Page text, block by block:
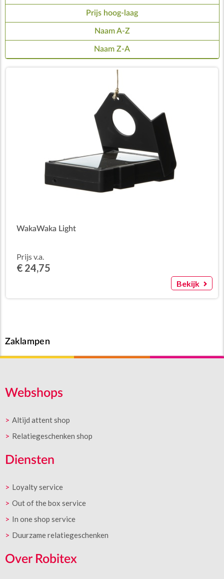
Prijs hoog-laag
Naam A-Z
Naam Z-A
WakaWaka Light
Prijs v.a.
€ 24,75
Bekijk
Zaklampen
Webshops
Altijd attent shop
Relatiegeschenken shop
Diensten
Loyalty service
Out of the box service
In one shop service
Duurzame relatiegeschenken
Over Robitex